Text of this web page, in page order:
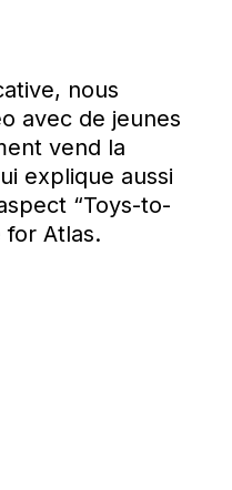
nous
avec de jeunes
vend la
explique aussi
“Toys-to-
for Atlas.